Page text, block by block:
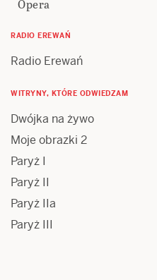
Opera
RADIO EREWAŃ
Radio Erewań
WITRYNY, KTÓRE ODWIEDZAM
Dwójka na żywo
Moje obrazki 2
Paryż I
Paryż II
Paryż IIa
Paryż III